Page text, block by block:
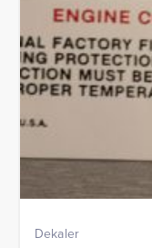
Dekaler